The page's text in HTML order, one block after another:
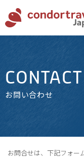
CONTACT
お問い合わせ
お問合せは、下記フォー